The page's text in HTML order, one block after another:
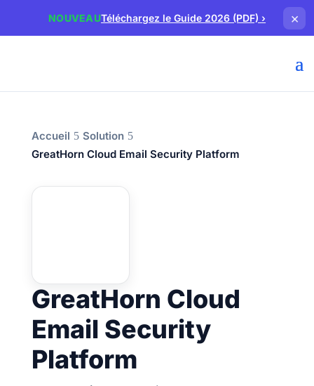
NOUVEAUTéléchargez le Guide 2026 (PDF)› ×
Accueil
Solution
GreatHorn Cloud Email Security Platform
GreatHorn Cloud
Email Security
Platform